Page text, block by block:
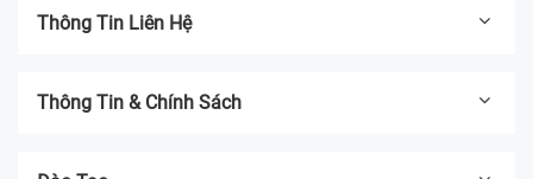
Thông Tin Liên Hệ
Thông Tin & Chính Sách